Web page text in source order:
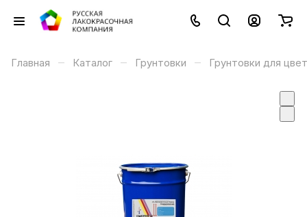
Главная – Каталог – Грунтовки – Грунтовки для